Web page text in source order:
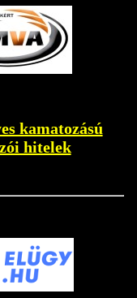
kamatozású
hitelek